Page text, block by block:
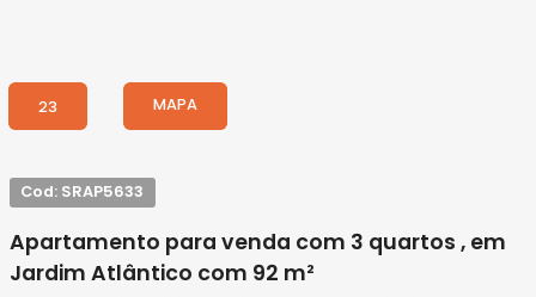
23 MAPA
Cod: SRAP5633
Apartamento para venda com 3 quartos , em
Jardim Atlântico com 92 m²